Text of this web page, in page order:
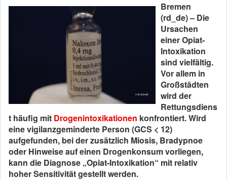
Bremen
(rd_de) – Die
Ursachen
einer Opiat-
Intoxikation
sind vielfältig.
Vor allem in
Großstädten
wird der
Rettungsdiens
t häufig mit Drogenintoxikationen konfrontiert. Wird
eine vigilanzgeminderte Person (GCS < 12)
aufgefunden, bei der zusätzlich Miosis, Bradypnoe
oder Hinweise auf einen Drogenkonsum vorliegen,
kann die Diagnose „Opiat-Intoxikation“ mit relativ
hoher Sensitivität gestellt werden.